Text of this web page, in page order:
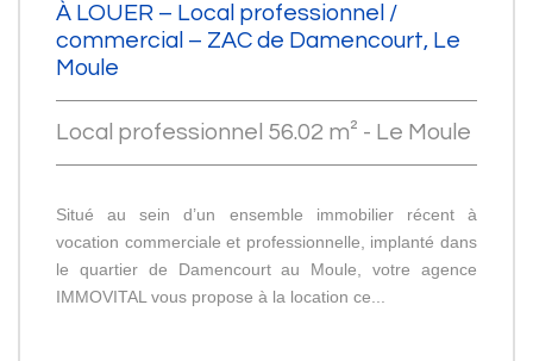
À LOUER – Local professionnel /
commercial – ZAC de Damencourt, Le
Moule
Local professionnel 56.02 m² - Le Moule
Situé au sein d’un ensemble immobilier récent à
vocation commerciale et professionnelle, implanté dans
le quartier de Damencourt au Moule, votre agence
IMMOVITAL vous propose à la location ce...